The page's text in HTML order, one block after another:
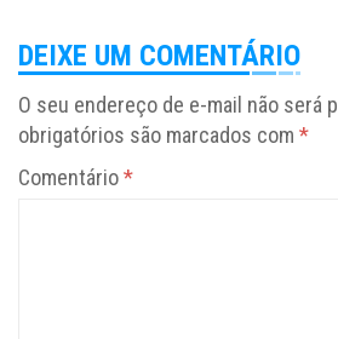
DEIXE UM COMENTÁRIO
O seu endereço de e-mail não será
obrigatórios são marcados com *
Comentário*